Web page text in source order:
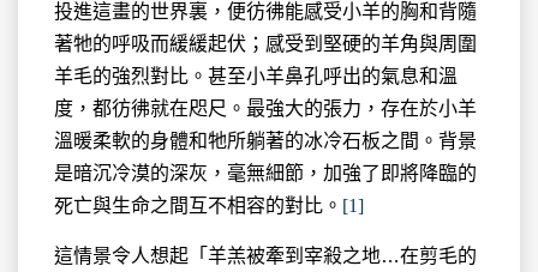
投進這畫的世界裏，便彷彿能感受小羊的胸和背隨
著牠的呼吸而緩緩起伏；感受到堅硬的羊角與周圍
羊毛的強烈對比。甚至小羊鼻孔呼出的氣息和溫
度，都彷彿就在咫尺。最強大的張力，存在於小羊
溫暖柔軟的身體和牠所躺著的冰冷石板之間。背景
是暗沉冷漠的深灰，毫無細節，加強了即將降臨的
死亡與生命之間互不相容的對比。 [1]
這情景令人想起「羊羔被牽到宰殺之地…在剪毛的